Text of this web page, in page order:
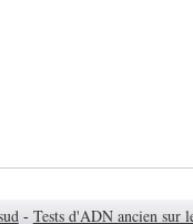
- Tests d'ADN ancien sur